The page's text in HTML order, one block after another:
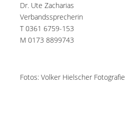
Dr. Ute Zacharias
Verbandssprecherin
T 0361 6759-153
M 0173 8899743
Fotos: Volker Hielscher Fotografie